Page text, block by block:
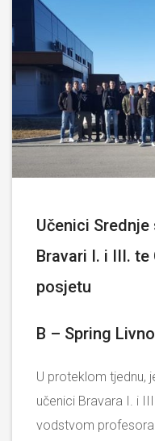
Učenici
Bravari I. i III. te
posjetu
B – Spring Livno
U proteklom tjednu,
učenici Bravara I. i
vodstvom profesora